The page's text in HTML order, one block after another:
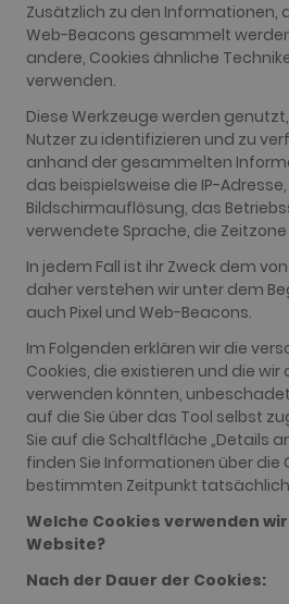
Zusätzlich zu den Informationen,
Web-Beacons gesammelt
andere, Cookies ähnliche
verwenden.
Diese Werkzeuge werden
Nutzer zu identifizieren und zu
anhand der gesammelten
das beispielsweise die IP-
Bildschirmauflösung, das
verwendete Sprache, die
In jedem Fall ist ihr Zweck dem
daher verstehen wir unter dem
auch Pixel und Web-Beacons.
Im Folgenden erklären wir die
Cookies, die existieren und die
verwenden könnten,
auf die Sie über das Tool selbst
Sie auf die Schaltfläche „Details
finden Sie Informationen über die
bestimmten Zeitpunkt
Welche Cookies verwenden
Website?
Nach der Dauer der Cookies: